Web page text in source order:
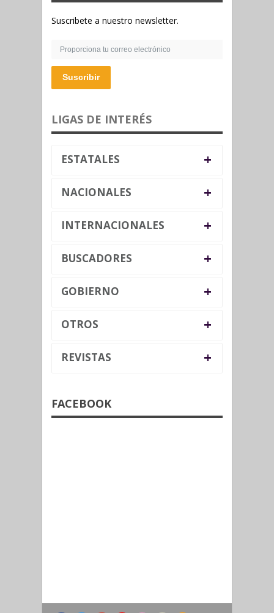
Suscribete a nuestro newsletter.
Suscribir
LIGAS DE INTERÉS
ESTATALES +
NACIONALES +
INTERNACIONALES +
BUSCADORES +
GOBIERNO +
OTROS +
REVISTAS +
FACEBOOK